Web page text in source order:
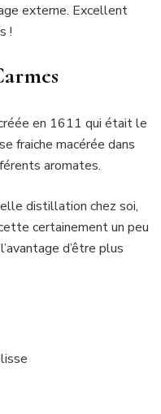
externe. Excellent
!
en 1611 qui était le
fraiche macérée dans
aromates.
distillation chez soi,
certainement un peu
d’être plus